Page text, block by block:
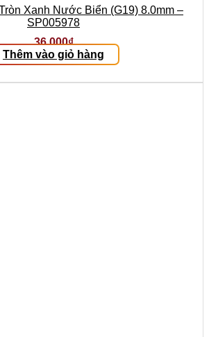
Xanh Nước Biển (G19) 8.0mm –
SP005978
36.000₫
Thêm vào giỏ hàng